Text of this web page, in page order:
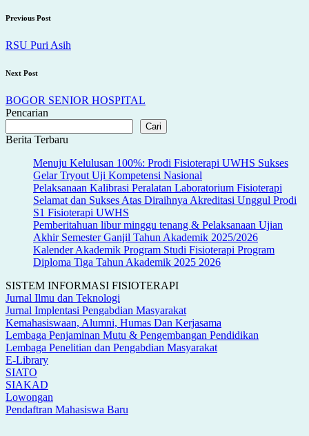
Post
navigation
Previous Post
RSU Puri Asih
Next Post
BOGOR SENIOR HOSPITAL
Pencarian
Cari
Berita Terbaru
Menuju Kelulusan 100%: Prodi Fisioterapi UWHS Sukses
Gelar Tryout Uji Kompetensi Nasional
Pelaksanaan Kalibrasi Peralatan Laboratorium Fisioterapi
Selamat dan Sukses Atas Diraihnya Akreditasi Unggul Prodi
S1 Fisioterapi UWHS
Pemberitahuan libur minggu tenang & Pelaksanaan Ujian
Akhir Semester Ganjil Tahun Akademik 2025/2026
Kalender Akademik Program Studi Fisioterapi Program
Diploma Tiga Tahun Akademik 2025 2026
SISTEM INFORMASI FISIOTERAPI
Jurnal Ilmu dan Teknologi
Jurnal Implentasi Pengabdian Masyarakat
Kemahasiswaan, Alumni, Humas Dan Kerjasama
Lembaga Penjaminan Mutu & Pengembangan Pendidikan
Lembaga Penelitian dan Pengabdian Masyarakat
E-Library
SIATO
SIAKAD
Lowongan
Pendaftran Mahasiswa Baru